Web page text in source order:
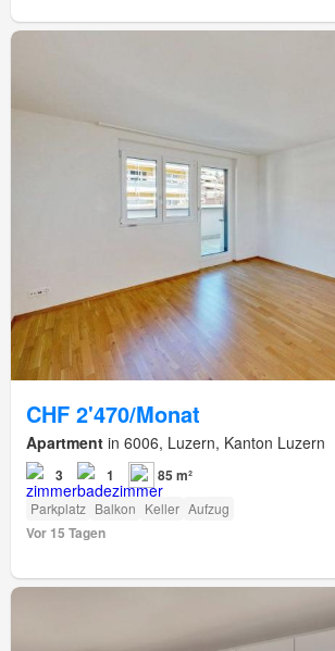
CHF 2'470/Monat
Apartment in 6006, Luzern, Kanton Luzern
3 1 85 m²
Parkplatz Balkon Keller Aufzug
Vor 15 Tagen